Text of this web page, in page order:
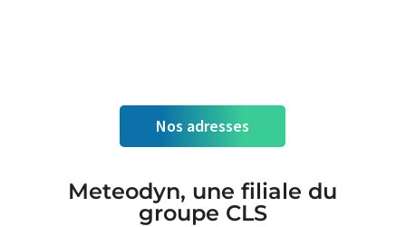
Nos adresses
Meteodyn, une filiale du
groupe CLS